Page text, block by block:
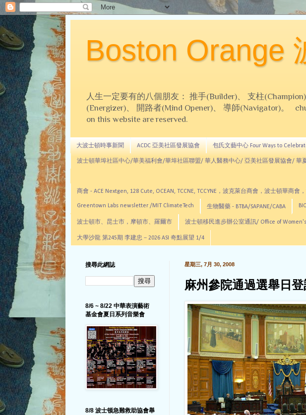
Boston Orange
人生一定要有的八個朋友： 推手(Builder)、 支柱
(Energizer)、 開路者(Mind Opener)、 導師(Navigator)。
on this website are reserved.
大波士頓時事新聞 ACDC 亞美社區發展協會 包氏文藝中心 Four Ways to
波士頓華埠社區中心/華美福利會/華埠社區聯盟/ 華人醫務中心/ 亞美社區發展協會/ 華
商會 - ACE Nextgen, 128 Cute, OCEAN, TCCNE, TCCYNE，波克萊台商會，波士頓華商會
Greentown Labs newsletter /MIT ClimateTech 生物醫藥 - BTBA/SAPANE/CABA
波士頓市、昆士市，摩頓市、羅爾市 波士頓移民進步辦公室通訊/ Office of
大學沙龍 第245期 李建忠－2026 ASI 奇點展望 1/4
星期三, 7月 30, 2008
麻州參院通過選舉日
搜尋此網誌
8/6 ~ 8/22 中華表演藝術
基金會夏日系列音樂會
8/8 波士顿急難救助協會舉